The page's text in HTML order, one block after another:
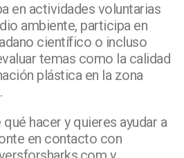
en actividades voluntarias
ambiente, participa en
científico o incluso
temas como la calidad
plástica en la zona
hacer y quieres ayudar a
en contacto con